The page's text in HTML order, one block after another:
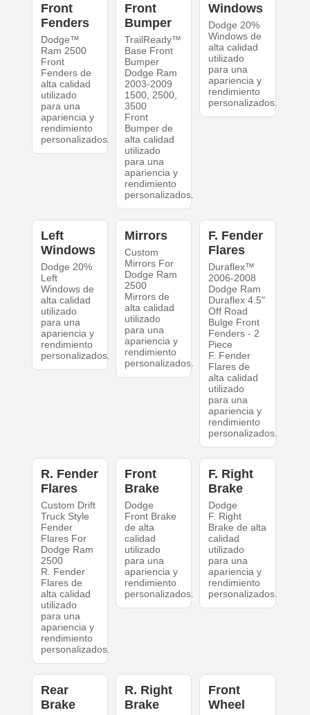
Front
Fenders
Dodge™
Ram 2500
Front
Fenders de
alta calidad
utilizado
para una
apariencia y
rendimiento
personalizados.
Front
Bumper
TrailReady™
Base Front
Bumper
Dodge Ram
2003-2009
1500, 2500,
3500
Front
Bumper de
alta calidad
utilizado
para una
apariencia y
rendimiento
personalizados.
Windows
Dodge 20%
Windows de
alta calidad
utilizado
para una
apariencia y
rendimiento
personalizados.
Left
Windows
Dodge 20%
Left
Windows de
alta calidad
utilizado
para una
apariencia y
rendimiento
personalizados.
Mirrors
Custom
Mirrors For
Dodge Ram
2500
Mirrors de
alta calidad
utilizado
para una
apariencia y
rendimiento
personalizados.
F. Fender
Flares
Duraflex™
2006-2008
Dodge Ram
Duraflex 4.5"
Off Road
Bulge Front
Fenders - 2
Piece
F. Fender
Flares de
alta calidad
utilizado
para una
apariencia y
rendimiento
personalizados.
R. Fender
Flares
Custom Drift
Truck Style
Fender
Flares For
Dodge Ram
2500
R. Fender
Flares de
alta calidad
utilizado
para una
apariencia y
rendimiento
personalizados.
Front
Brake
Dodge
Front Brake
de alta
calidad
utilizado
para una
apariencia y
rendimiento
personalizados.
F. Right
Brake
Dodge
F. Right
Brake de alta
calidad
utilizado
para una
apariencia y
rendimiento
personalizados.
Rear
Brake
R. Right
Brake
Front
Wheel